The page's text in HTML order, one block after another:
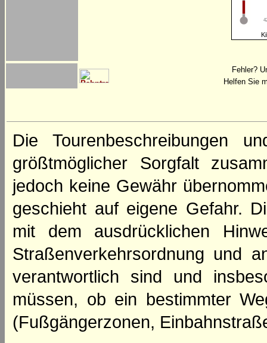
Fehler?
Helfen Sie
Die Tourenbeschreibungen
größtmöglicher Sorgfalt
jedoch keine Gewähr
geschieht auf eigene Gefahr.
mit dem ausdrücklichen
Straßenverkehrsordnung und
verantwortlich sind und
müssen, ob ein bestimmter
(Fußgängerzonen,